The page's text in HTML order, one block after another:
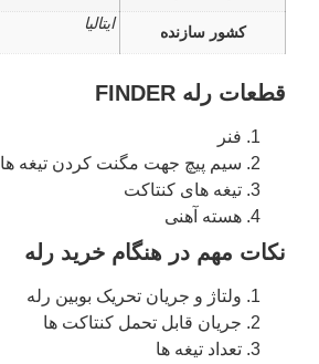
کشور سازنده ایتالیا
قطعات رله FINDER
فنر
سیم پیچ جهت مگنت کردن تیغه ها
تیغه های کنتاکت
هسته آهنی
نکات مهم در هنگام خرید رله
ولتاژ و جریان تحریک بوبین رله
جریان قابل تحمل کنتاکت ها
تعداد تیغه ها